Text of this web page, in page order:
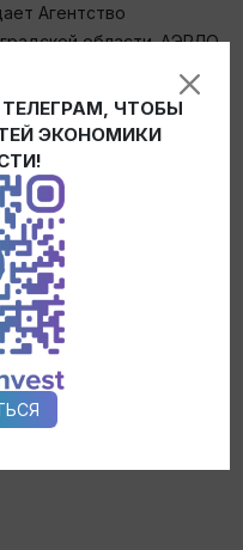
Агентство
области. АЭРЛО
помогает с
территории.
ЧТОБЫ
ЭКОНОМИКИ